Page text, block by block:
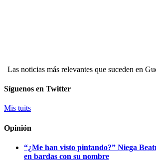
Las noticias más relevantes que suceden en
Síguenos en Twitter
Mis tuits
Opinión
“¿Me han visto pintando?” Niega
en bardas con su nombre